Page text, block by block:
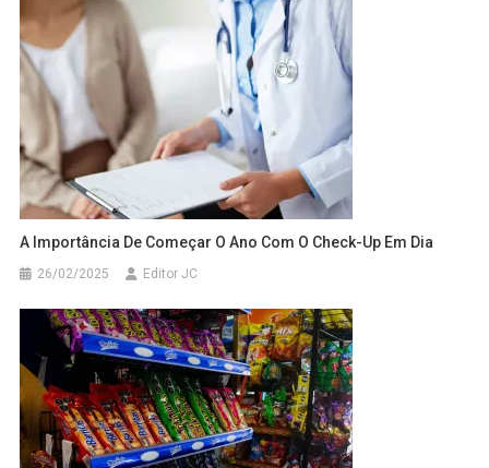
A Importância De Começar O Ano Com O Check-Up Em Dia
26/02/2025 Editor JC